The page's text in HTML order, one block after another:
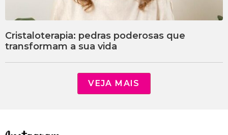
Cristaloterapia: pedras poderosas que
transformam a sua vida
VEJA MAIS